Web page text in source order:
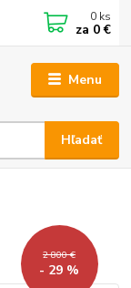
Menu
Hľadať
0 ks
za 0 €
2 800 €
- 29 %